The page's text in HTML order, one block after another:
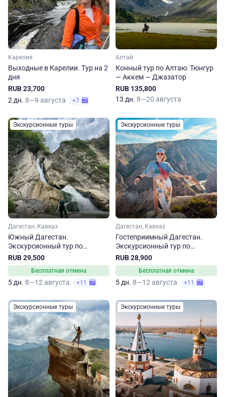
Карелия
Выходные в Карелии. Тур на 2
дня
RUB 23,700
2 дн. 8—9 августа +7
Алтай
Конный тур по Алтаю: Тюнгур
— Аккем — Джазатор
RUB 135,800
13 дн. 8—20 августа
Экскурсионные туры
Дагестан, Кавказ
Южный Дагестан.
Экскурсионный тур по
субботам на 5 дней
RUB 29,500
Бесплатная отмена
5 дн. 8—12 августа +11
Экскурсионные туры
Дагестан, Кавказ
Гостеприимный Дагестан.
Экскурсионный тур по
субботам
RUB 28,900
Бесплатная отмена
5 дн. 8—12 августа +11
Экскурсионные туры Экскурсионные туры